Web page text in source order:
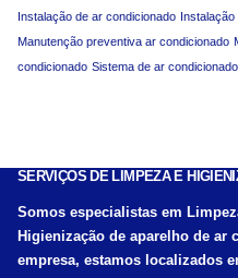
Instalação de ar condicionado
Manutenção preventiva ar condicionado
condicionado Sistema de ar
SERVIÇOS DE LIMPEZA E
Somos especialistas em
Higienização de aparelho de ar
empresa, estamos localizados